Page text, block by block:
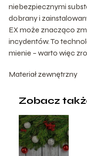
niebezpiecznymi
dobrany i
EX może znacząco
incydentów. To
mienie – warto więc
Materiał zewnętrzny
Zobacz